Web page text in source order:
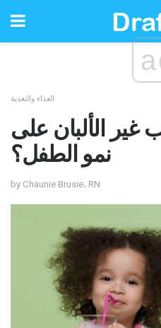
الغذاء والتغذية
غير الألبان على
نمو الطفل؟
by Chaunie Brusie، RN